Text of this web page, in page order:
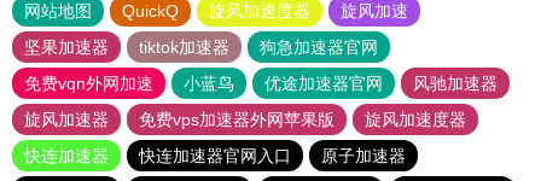
网站地图 QuickQ 旋风加速度器
旋风加速
坚果加速器
tiktok加速器
狗急加速器官网
免费vqn外网加速
小蓝鸟 优途加速器官网
风驰加速器
旋风加速器
免费vps加速器外网苹果版
旋风加速度器
快连加速器
快连加速器官网入口
原子加速器